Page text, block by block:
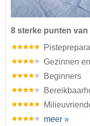
8 sterke punten van
Gezinnen
Beginners
meer »